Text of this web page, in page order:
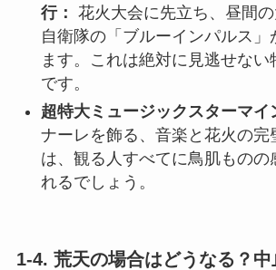
行： 花火大会に先立ち、昼間
自衛隊の「ブルーインパルス」
ます。これは絶対に見逃せない
です。
超特大ミュージックスターマイ
ナーレを飾る、音楽と花火の完
は、観る人すべてに鳥肌ものの
れるでしょう。
1-4. 荒天の場合はどうなる？中